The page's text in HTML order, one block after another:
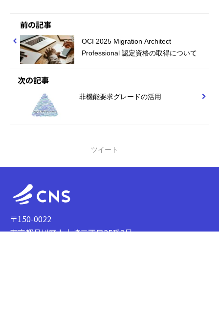
前の記事
OCI 2025 Migration Architect
Professional 認定資格の取得について
次の記事
非機能要求グレードの活用
ツイート
〒150-0022
東京都品川区上大崎二丁目25番2号